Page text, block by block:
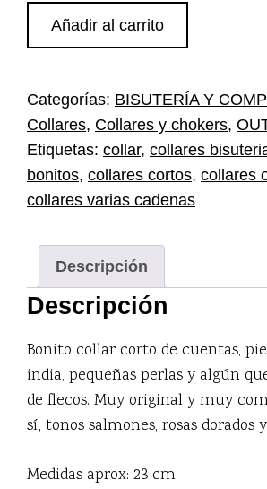
cortoAñadir al carrito
Categorías: BISUTERÍA Y
Collares, Collares y chokers,
Etiquetas: collar, collares
bonitos, collares cortos, collares
collares varias cadenas
Descripción
Descripción
Bonito collar corto de cuentas,
india, pequeñas perlas y algún
de flecos. Muy original y muy
sí; tonos salmones, rosas dorados
Medidas aprox: 23 cm